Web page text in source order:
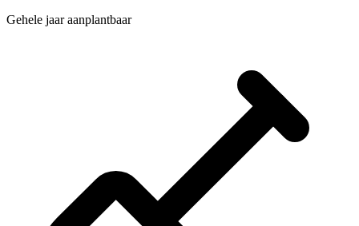
Gehele jaar aanplantbaar